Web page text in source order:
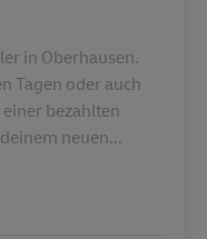
in Oberhausen.
Tagen oder auch
bezahlten
neuen...